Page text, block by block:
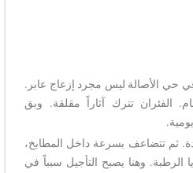
حي الأصالة ليس مجرد إزعاج عابر.
الفئران تترك آثاراً مقلقة. وبق
ثم تتضاعف بسرعة داخل المطابخ،
الرطبة. وهنا يصبح التأجيل سبباً في